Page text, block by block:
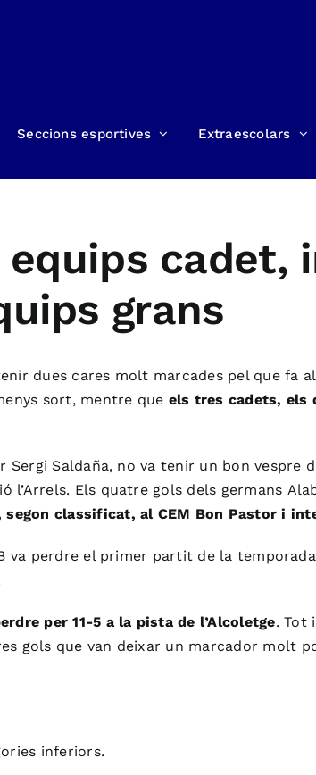
Seccions esportives Extraescolars
cadet,
grans
dues cares molt marcades pel que fa
sort, mentre que els tres cadets, els
Sergi Saldaña, no va tenir un bon vespre
l’Arrels. Els quatre gols dels germans
segon classificat, al CEM Bon Pastor i
perdre el primer partit de la
per 11-5 a la pista de l’Alcoletge. Tot
gols que van deixar un marcador molt
inferiors.